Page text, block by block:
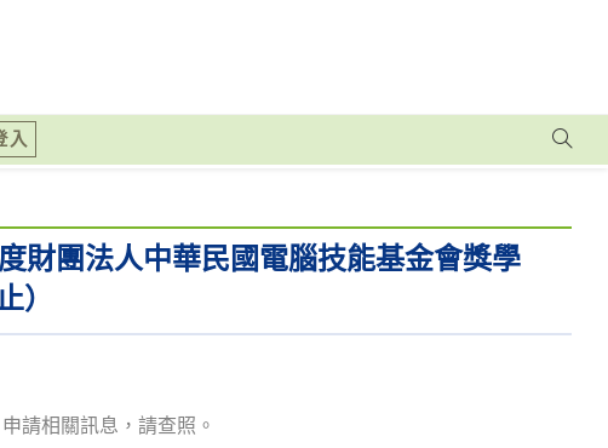
入
財團法人中華民國電腦技能基金會獎學
請相關訊息，請查照。